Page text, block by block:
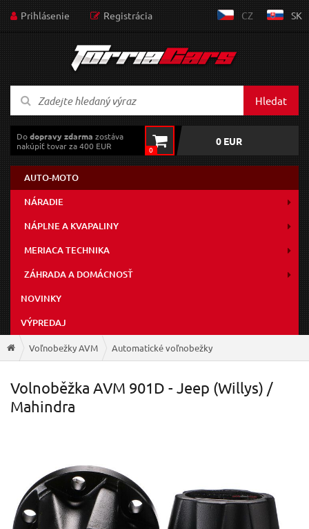
Prihlásenie Registrácia CZ SK
Hledat
Dodopravy zdarma zostáva
nakúpiť tovar za 400 EUR
0
0 EUR
AUTO-MOTO
NÁRADIE
NÁPLNE A KVAPALINY
MERIACA TECHNIKA
ZÁHRADA A DOMÁCNOSŤ
NOVINKY
VÝPREDAJ
Voľnobežky AVM Automatické voľnobežky
Volnoběžka AVM 901D - Jeep (Willys) /
Mahindra